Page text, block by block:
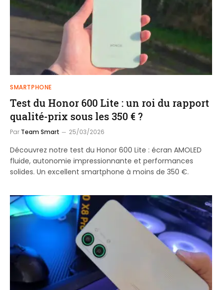
SMARTPHONE
Test du Honor 600 Lite : un roi du rapport
qualité-prix sous les 350 € ?
Par Team Smart 25/03/2026
Découvrez notre test du Honor 600 Lite : écran AMOLED
fluide, autonomie impressionnante et performances
solides. Un excellent smartphone à moins de 350 €.